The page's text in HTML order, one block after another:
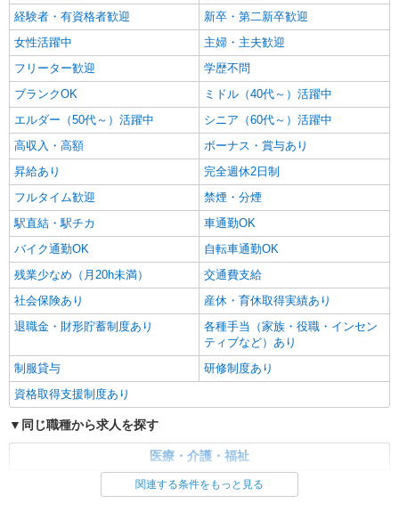
時給1550円 ◆前払い・日払い・週払いOK
熊本県熊本市中央区
キープ
派遣社員
（株）ウィルオブ・ワークCW 熊本支店/ms430101
夜勤専従
時給1550円 ◆前払い・日払い・週払いOK
熊本県熊本市中央区
詳細を見る
経験者・有資格者歓迎
新卒・第二新卒歓迎
女性活躍中
主婦・主夫歓迎
フリーター歓迎
学歴不問
ブランクOK
ミドル（40代～）活躍中
エルダー（50代～）活躍中
シニア（60代～）活躍中
高収入・高額
ボーナス・賞与あり
昇給あり
完全週休2日制
フルタイム歓迎
禁煙・分煙
駅直結・駅チカ
車通勤OK
バイク通勤OK
自転車通勤OK
残業少なめ（月20h未満）
交通費支給
社会保険あり
産休・育休取得実績あり
退職金・財形貯蓄制度あり
各種手当（家族・役職・インセン
ティブなど）あり
制服貸与
研修制度あり
資格取得支援制度あり
同じ職種から求人を探す
医療・介護・福祉
関連する条件をもっと見る